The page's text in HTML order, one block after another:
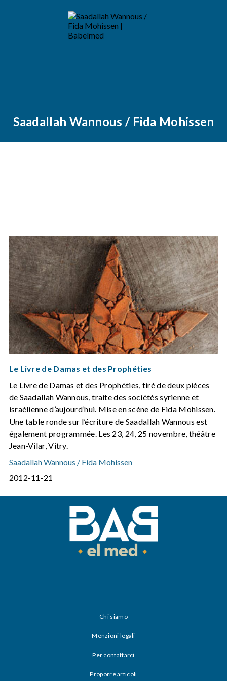
Saadallah Wannous / Fida Mohissen
Le Livre de Damas et des Prophéties
Le Livre de Damas et des Prophéties, tiré de deux pièces
de Saadallah Wannous, traite des sociétés syrienne et
israélienne d’aujourd’hui. Mise en scène de Fida Mohissen.
Une table ronde sur l’écriture de Saadallah Wannous est
également programmée. Les 23, 24, 25 novembre, théâtre
Jean-Vilar, Vitry.
Saadallah Wannous / Fida Mohissen
2012-11-21
Chi siamo
Menzioni legali
Per contattarci
Proporre articoli